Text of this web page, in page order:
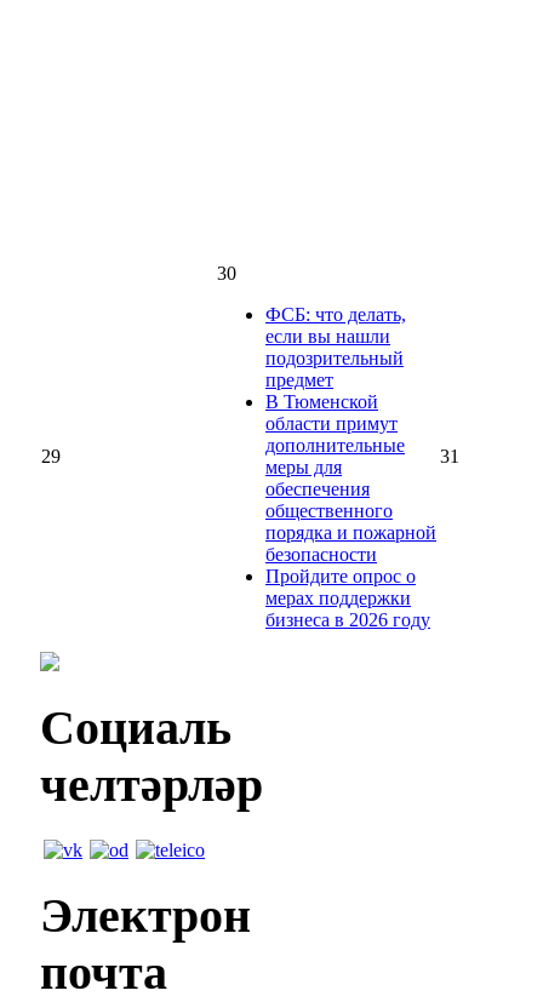
29
30
ФСБ: что делать,
если вы нашли
подозрительный
предмет
В Тюменской
области примут
дополнительные
меры для
обеспечения
общественного
порядка и пожарной
безопасности
Пройдите опрос о
мерах поддержки
бизнеса в 2026 году
31
Социаль
челтәрләр
Электрон
почта